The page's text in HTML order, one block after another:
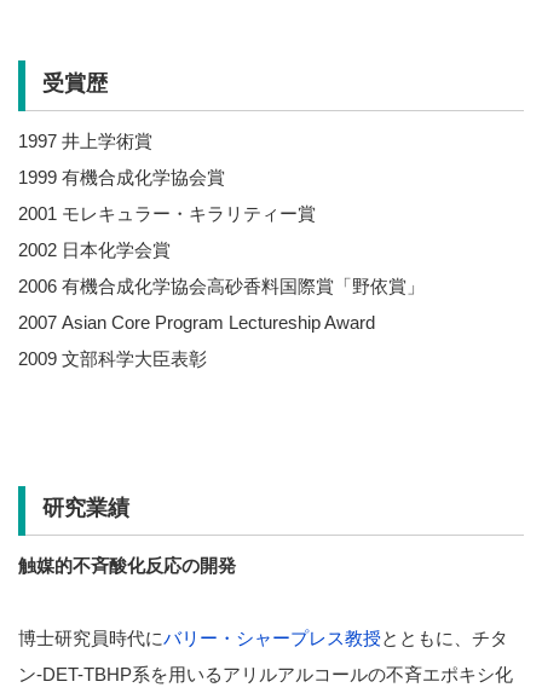
受賞歴
1997 井上学術賞
1999 有機合成化学協会賞
2001 モレキュラー・キラリティー賞
2002 日本化学会賞
2006 有機合成化学協会高砂香料国際賞「野依賞」
2007 Asian Core Program Lectureship Award
2009 文部科学大臣表彰
研究業績
触媒的不斉酸化反応の開発
博士研究員時代にバリー・シャープレス教授とともに、チタ
ン-DET-TBHP系を用いるアリルアルコールの不斉エポキシ化